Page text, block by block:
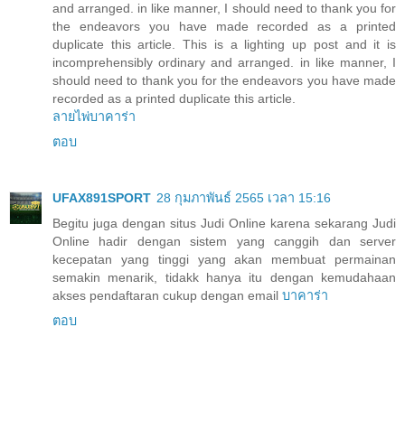
and arranged. in like manner, I should need to thank you for
the endeavors you have made recorded as a printed
duplicate this article. This is a lighting up post and it is
incomprehensibly ordinary and arranged. in like manner, I
should need to thank you for the endeavors you have made
recorded as a printed duplicate this article.
ลายไพ่บาคาร่า
ตอบ
UFAX891SPORT 28 กุมภาพันธ์ 2565 เวลา 15:16
Begitu juga dengan situs Judi Online karena sekarang Judi
Online hadir dengan sistem yang canggih dan server
kecepatan yang tinggi yang akan membuat permainan
semakin menarik, tidakk hanya itu dengan kemudahaan
akses pendaftaran cukup dengan email บาคาร่า
ตอบ